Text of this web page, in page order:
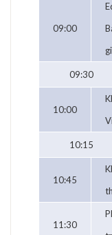
09:00
09:30
10:00
10:15
10:45
11:30